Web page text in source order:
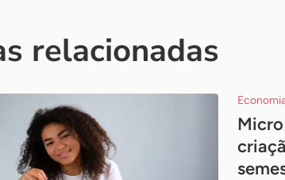
relacionadas